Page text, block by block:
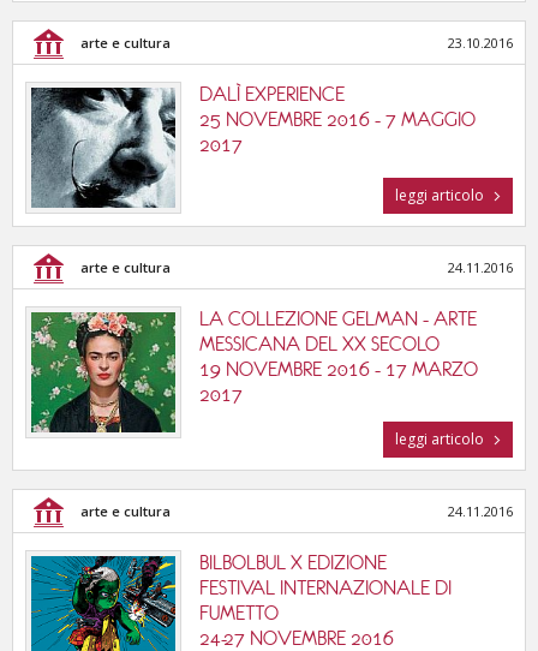
arte e cultura 23.10.2016
DALÌ EXPERIENCE
25 NOVEMBRE 2016 - 7 MAGGIO
2017
leggi articolo
arte e cultura 24.11.2016
LA COLLEZIONE GELMAN - ARTE
MESSICANA DEL XX SECOLO
19 NOVEMBRE 2016 - 17 MARZO
2017
leggi articolo
arte e cultura 24.11.2016
BILBOLBUL X EDIZIONE
FESTIVAL INTERNAZIONALE DI
FUMETTO
24-27 NOVEMBRE 2016